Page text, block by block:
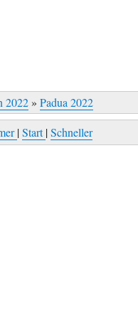
2022»Padua 2022
|Start|Schneller